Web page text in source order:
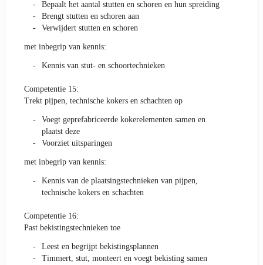
Bepaalt het aantal stutten en schoren en hun spreiding
Brengt stutten en schoren aan
Verwijdert stutten en schoren
met inbegrip van kennis:
Kennis van stut- en schoortechnieken
Competentie 15:
Trekt pijpen, technische kokers en schachten op
Voegt geprefabriceerde kokerelementen samen en
plaatst deze
Voorziet uitsparingen
met inbegrip van kennis:
Kennis van de plaatsingstechnieken van pijpen,
technische kokers en schachten
Competentie 16:
Past bekistingstechnieken toe
Leest en begrijpt bekistingsplannen
Timmert, stut, monteert en voegt bekisting samen